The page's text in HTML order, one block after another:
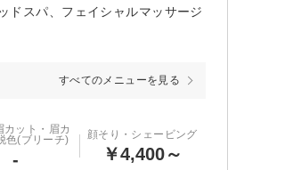
スパ、フェイシャルマッサージ
すべてのメニューを見る
カット・眉カ
色(ブリーチ)
-
顔そり・シェービング
￥4,400～